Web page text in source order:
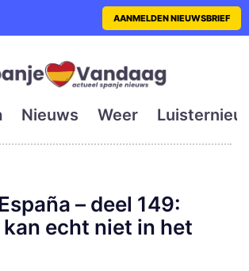
is de eerste
AANMELDEN NIEUWSBRIEF
Nieuws Weer
– deel 149:
kan echt niet in het